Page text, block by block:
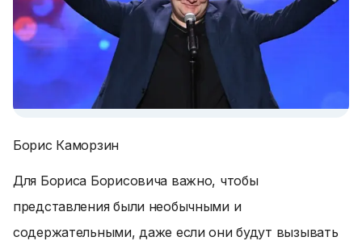
Борис Каморзин
Для Бориса Борисовича важно, чтобы
представления были необычными и
содержательными, даже если они будут вызывать